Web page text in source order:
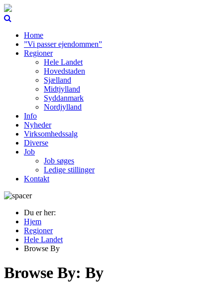
Home
”Vi passer ejendommen”
Regioner
Hele Landet
Hovedstaden
Sjælland
Midtjylland
Syddanmark
Nordjylland
Info
Nyheder
Virksomhedssalg
Diverse
Job
Job søges
Ledige stillinger
Kontakt
Du er her:
Hjem
Regioner
Hele Landet
Browse By
Browse By: By